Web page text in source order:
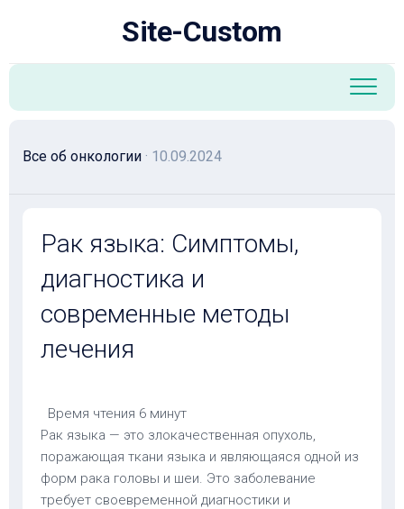
Site-Custom
Все об онкологии · 10.09.2024
Рак языка: Симптомы,
диагностика и
современные методы
лечения
Время чтения 6 минут
Рак языка — это злокачественная опухоль,
поражающая ткани языка и являющаяся одной из
форм рака головы и шеи. Это заболевание
требует своевременной диагностики и